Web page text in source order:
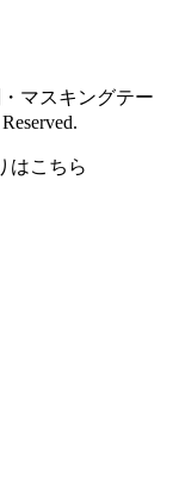
マスキングテー
はこちら